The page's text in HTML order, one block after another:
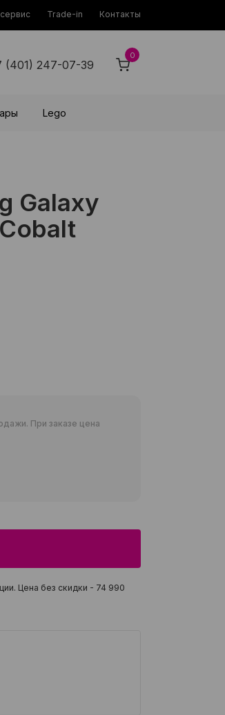
Trade-in Контакты
(401) 247-07-39
0
Lego
Galaxy
При заказе цена
Цена без скидки - 74 990